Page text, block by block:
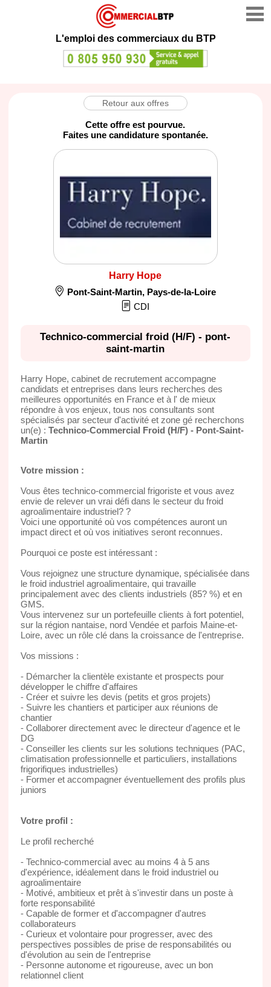
L'emploi des commerciaux du BTP
Retour aux offres
Cette offre est pourvue.
Faites une candidature spontanée.
Harry Hope
Pont-Saint-Martin, Pays-de-la-Loire
CDI
Technico-commercial froid (H/F) - pont-
saint-martin
Harry Hope, cabinet de recrutement accompagne
candidats et entreprises dans leurs recherches des
meilleures opportunités en France et à l' de mieux
répondre à vos enjeux, tous nos consultants sont
spécialisés par secteur d'activité et zone gé recherchons
un(e) : Technico-Commercial Froid (H/F) - Pont-Saint-
Martin
Votre mission :
Vous êtes technico-commercial frigoriste et vous avez
envie de relever un vrai défi dans le secteur du froid
agroalimentaire industriel? ?
Voici une opportunité où vos compétences auront un
impact direct et où vos initiatives seront reconnues.
Pourquoi ce poste est intéressant :
Vous rejoignez une structure dynamique, spécialisée dans
le froid industriel agroalimentaire, qui travaille
principalement avec des clients industriels (85? %) et en
GMS.
Vous intervenez sur un portefeuille clients à fort potentiel,
sur la région nantaise, nord Vendée et parfois Maine-et-
Loire, avec un rôle clé dans la croissance de l'entreprise.
Vos missions :
- Démarcher la clientèle existante et prospects pour
développer le chiffre d'affaires
- Créer et suivre les devis (petits et gros projets)
- Suivre les chantiers et participer aux réunions de
chantier
- Collaborer directement avec le directeur d'agence et le
DG
- Conseiller les clients sur les solutions techniques (PAC,
climatisation professionnelle et particuliers, installations
frigorifiques industrielles)
- Former et accompagner éventuellement des profils plus
juniors
Votre profil :
Le profil recherché
- Technico-commercial avec au moins 4 à 5 ans
d'expérience, idéalement dans le froid industriel ou
agroalimentaire
- Motivé, ambitieux et prêt à s'investir dans un poste à
forte responsabilité
- Capable de former et d'accompagner d'autres
collaborateurs
- Curieux et volontaire pour progresser, avec des
perspectives possibles de prise de responsabilités ou
d'évolution au sein de l'entreprise
- Personne autonome et rigoureuse, avec un bon
relationnel client